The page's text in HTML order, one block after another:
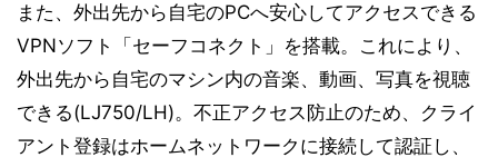
また、外出先から自宅のPCへ安心してアクセスできる
VPNソフト「セーフコネクト」を搭載。これにより、
外出先から自宅のマシン内の音楽、動画、写真を視聴
できる(LJ750/LH)。不正アクセス防止のため、クライ
アント登録はホームネットワークに接続して認証し、